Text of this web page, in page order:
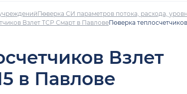
Поверка СИ параметров потока, расхода,
Взлет ТСР Смарт в ПавловеПоверка
Взлет
в Павлове